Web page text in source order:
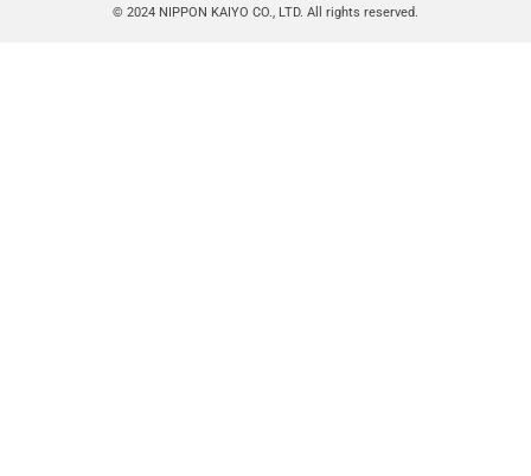
© 2024 NIPPON KAIYO CO., LTD. All rights reserved.